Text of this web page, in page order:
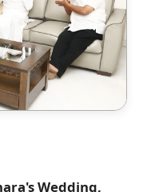
Wedding,